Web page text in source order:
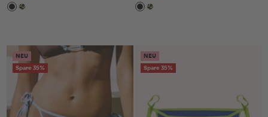
Black
Leo Black
Leo
NEU
Spare 35%
NEU
Spare 35%